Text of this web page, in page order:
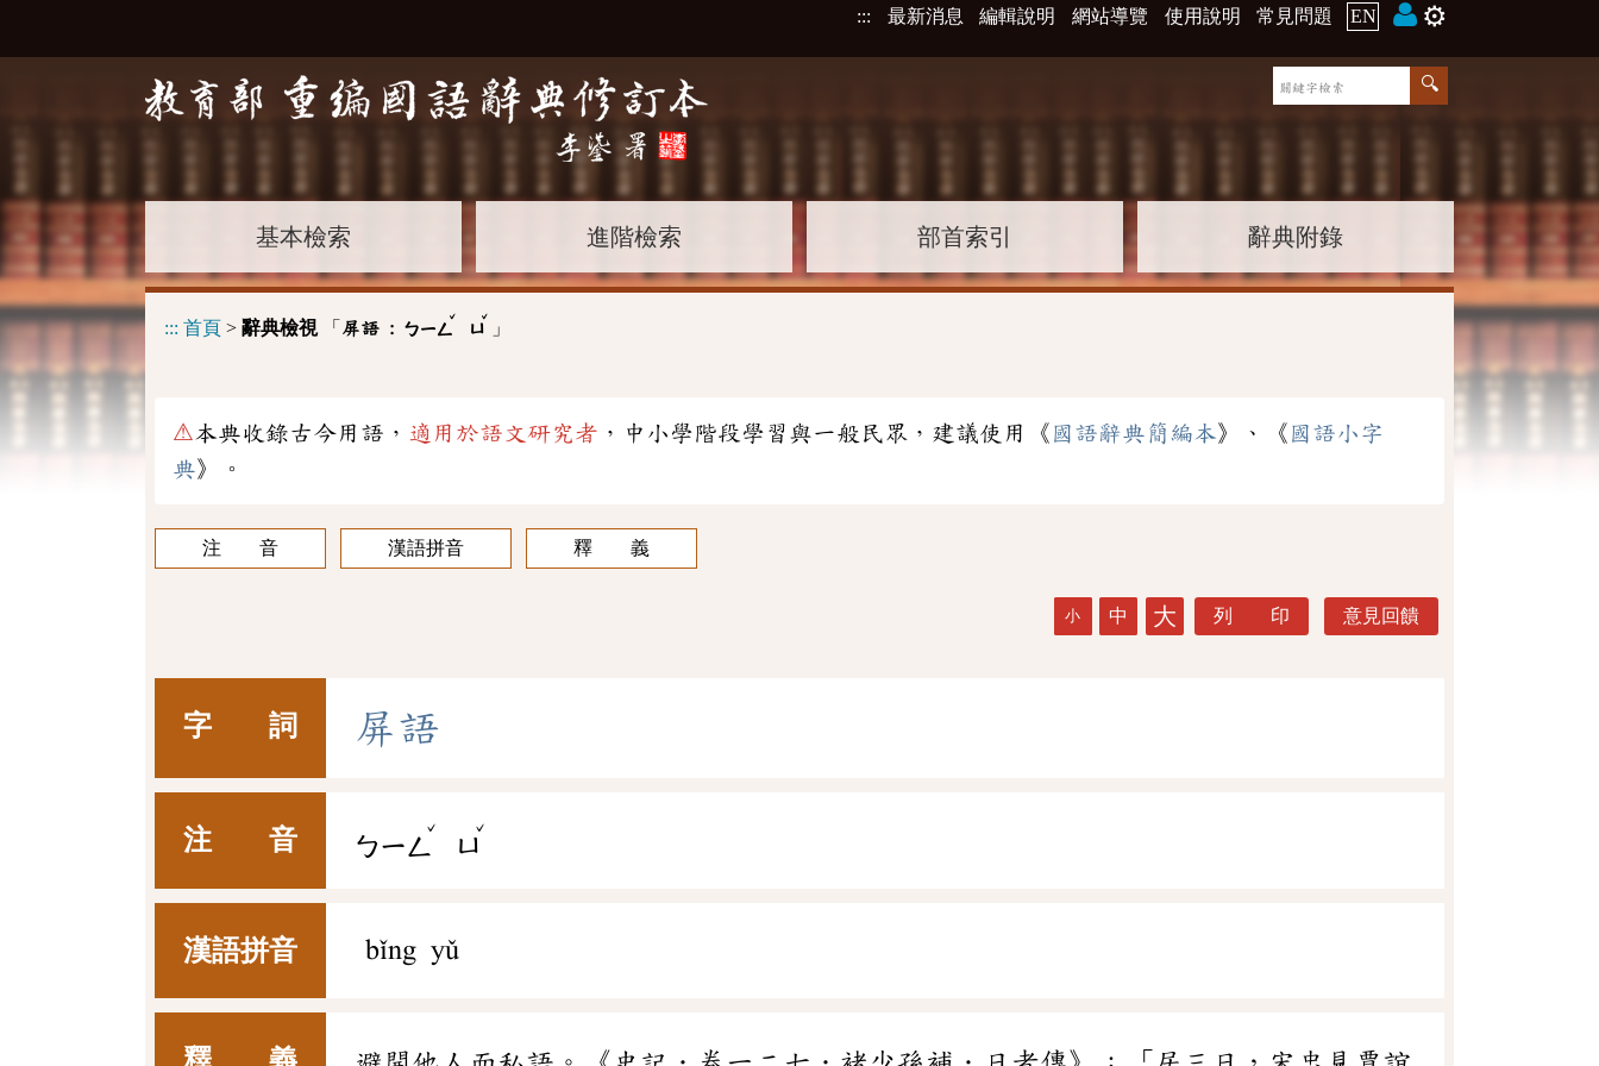
::: 最新消息 編輯說明 網站導覽 使用說明 常見問題 EN ⚙️
基本檢索 進階檢索 部首索引 辭典附錄
::: 首頁 > 辭典檢視「 屏語 : ㄅㄧㄥ
ˇ
ㄩ
ˇ
」
⚠本典收錄古今用語， 適用於語文研究者 ，中小學階段學習與一般民眾，建議使用《 國語辭典簡編本》、《 國語小字
典》。
注 音 漢語拼音 釋 義
小 中 大 列 印 意見回饋
字 詞 屏語
注 音 ㄅㄧㄥ
ˇ
ㄩ
ˇ
漢語拼音 bǐng yǔ